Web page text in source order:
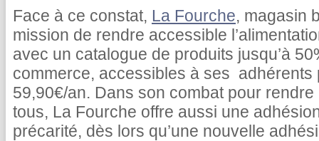
Face à ce constat, La Fourche, magasin
mission de rendre accessible
avec un catalogue de produits jusqu’à
commerce, accessibles à ses adhérents
59,90€/an. Dans son combat pour
tous, La Fourche offre aussi une
précarité, dès lors qu’une nouvelle